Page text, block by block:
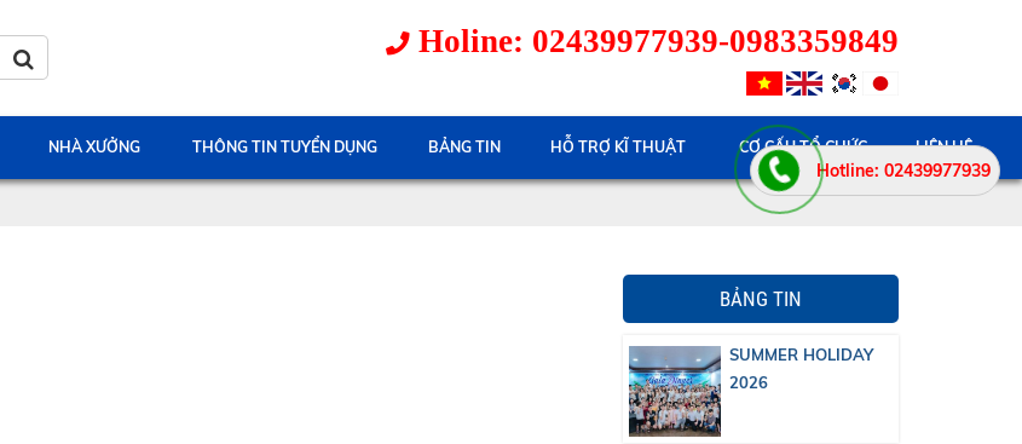
Holine: 02439977939-0983359849
NHÀ XƯỞNG THÔNG TIN TUYỂN DỤNG BẢNG TIN HỖ TRỢ KĨ THUẬT CƠ CẤU TỔ CHỨC LIÊN HỆ
BẢNG TIN
SUMMER HOLIDAY
2026
Hotline: 02439977939